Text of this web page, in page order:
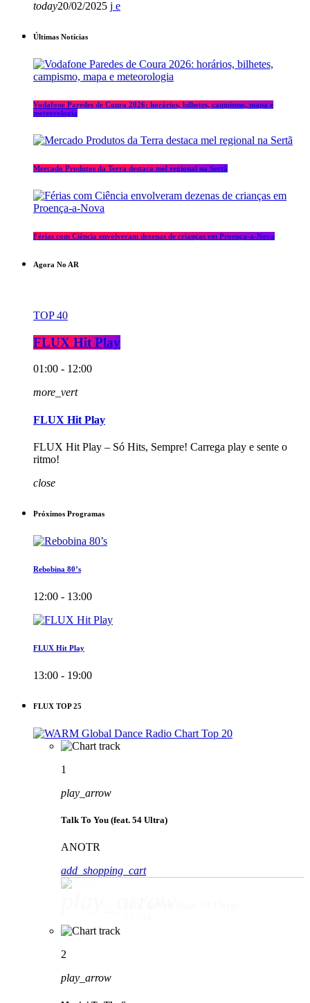
today20/02/2025
Últimas Notícias
Vodafone Paredes de Coura 2026: horários, bilhetes, campismo, mapa e
meteorologia
Mercado Produtos da Terra destaca mel regional na Sertã
Férias com Ciência envolveram dezenas de crianças em Proença-a-Nova
Agora No AR
TOP 40
FLUX Hit Play
01:00 - 12:00
more_vert
FLUX Hit Play
FLUX Hit Play – Só Hits, Sempre! Carrega play e sente o
ritmo!
close
Próximos Programas
Rebobina 80’s
12:00 - 13:00
FLUX Hit Play
13:00 - 19:00
FLUX TOP 25
1
play_arrow
Talk To You (feat. 54 Ultra)
ANOTR
add_shopping_cart
2
play_arrow